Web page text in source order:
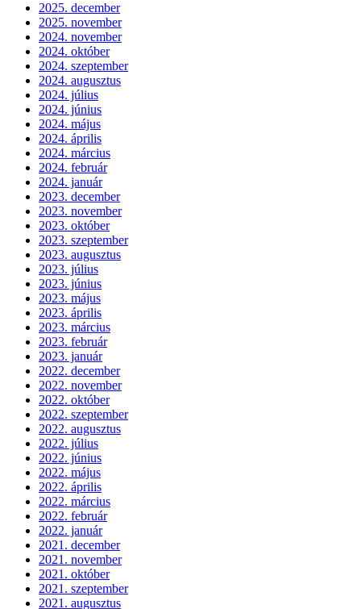
2025. december
2025. november
2024. november
2024. október
2024. szeptember
2024. augusztus
2024. július
2024. június
2024. május
2024. április
2024. március
2024. február
2024. január
2023. december
2023. november
2023. október
2023. szeptember
2023. augusztus
2023. július
2023. június
2023. május
2023. április
2023. március
2023. február
2023. január
2022. december
2022. november
2022. október
2022. szeptember
2022. augusztus
2022. július
2022. június
2022. május
2022. április
2022. március
2022. február
2022. január
2021. december
2021. november
2021. október
2021. szeptember
2021. augusztus